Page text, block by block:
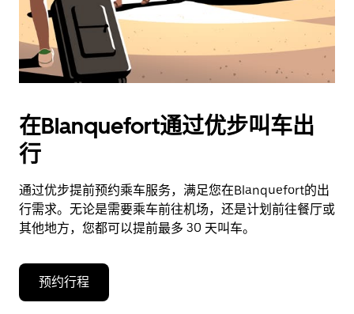
在Blanquefort通过优步叫车出
行
通过优步提前预约乘车服务，满足您在Blanquefort的出
行需求。无论是需要乘车前往机场，还是计划前往餐厅或
其他地方，您都可以提前最多 30 天叫车。
预约行程